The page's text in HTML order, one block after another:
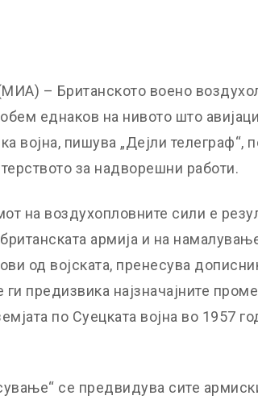
– Британското воено
еднаков на нивото што
војна, пишува „Дејли телеграф“,
за надворешни работи.
на воздухопловните сили е
армија и на
од војската, пренесува
предизвика најзначајните
по Суецката војна во 1957
се предвидува сите